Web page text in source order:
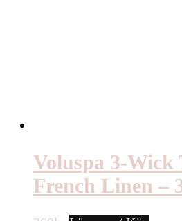
Voluspa 3-Wick
French Linen –